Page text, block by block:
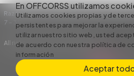
En OFFCORSS utilizamos
Utilizamos cookies propias y de
persistentes para mejorar la
utilizar nuestro sitio web, usted
de acuerdo con nuestra política de
información
Aceptar
Razón Social: C.I HERMECO S.A. NIT:
7 – 35
All rights reserved empowered by